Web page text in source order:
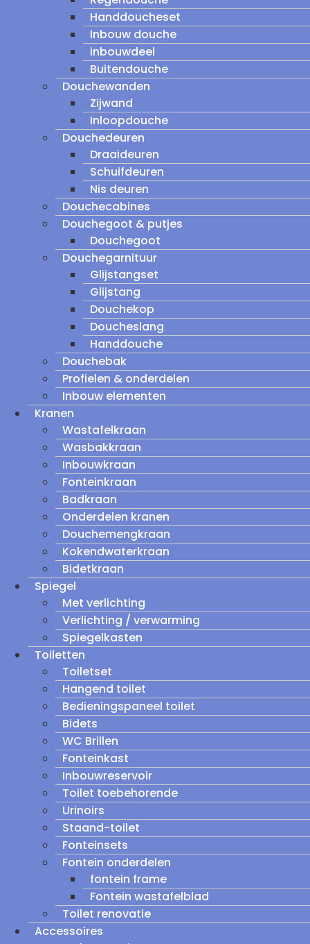
Handdoucheset
Inbouw douche
inbouwdeel
Buitendouche
Douchewanden
Zijwand
Inloopdouche
Douchedeuren
Draaideuren
Schuifdeuren
Nis deuren
Douchecabines
Douchegoot & putjes
Douchegoot
Douchegarnituur
Glijstangset
Glijstang
Douchekop
Doucheslang
Handdouche
Douchebak
Profielen & onderdelen
Inbouw elementen
Kranen
Wastafelkraan
Wasbakkraan
Inbouwkraan
Fonteinkraan
Badkraan
Onderdelen kranen
Douchemengkraan
Kokendwaterkraan
Bidetkraan
Spiegel
Met verlichting
Verlichting / verwarming
Spiegelkasten
Toiletten
Toiletset
Hangend toilet
Bedieningspaneel toilet
Bidets
WC Brillen
Fonteinkast
Inbouwreservoir
Toilet toebehorende
Urinoirs
Staand-toilet
Fonteinsets
Fontein onderdelen
fontein frame
Fontein wastafelblad
Toilet renovatie
Accessoires